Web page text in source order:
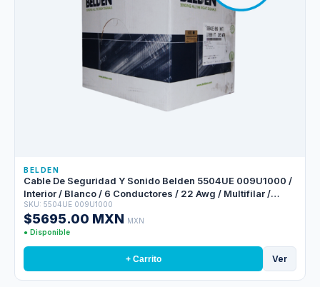
BELDEN
Cable De Seguridad Y Sonido Belden 5504UE 009U1000 /
Interior / Blanco / 6 Conductores / 22 Awg / Multifilar /
Forro Pvc / Cmr / En Caja / 1,000 Pies 305 Metros
SKU: 5504UE 009U1000
$5695.00 MXN MXN
● Disponible
+ Carrito Ver